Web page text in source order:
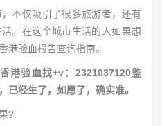
不仅吸引了很多旅游者，还有
。在这个城市生活的人如果想
港验血报告查询指南。
港验血找+v：2321037120鉴
已经生了，如愿了，确实准。
?